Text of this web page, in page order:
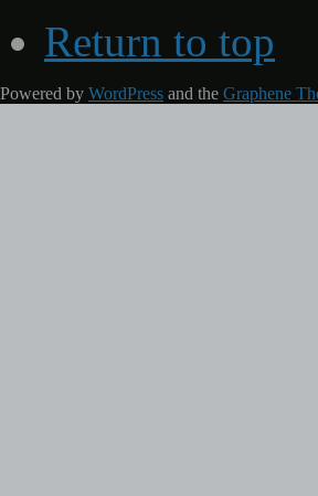
Return to top
Powered by WordPress and the Graphene